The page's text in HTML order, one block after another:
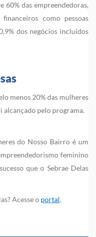
60% das empreendedoras,
como pessoas
dos negócios incluídos
menos 20% das mulheres
pelo programa.
do Nosso Bairro é um
feminino
que o Sebrae Delas
Acesse o portal.